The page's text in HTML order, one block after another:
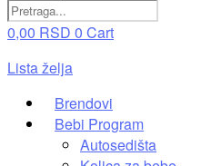
0,00 RSD 0 Cart
Lista želja
Brendovi
Bebi Program
Autosedišta